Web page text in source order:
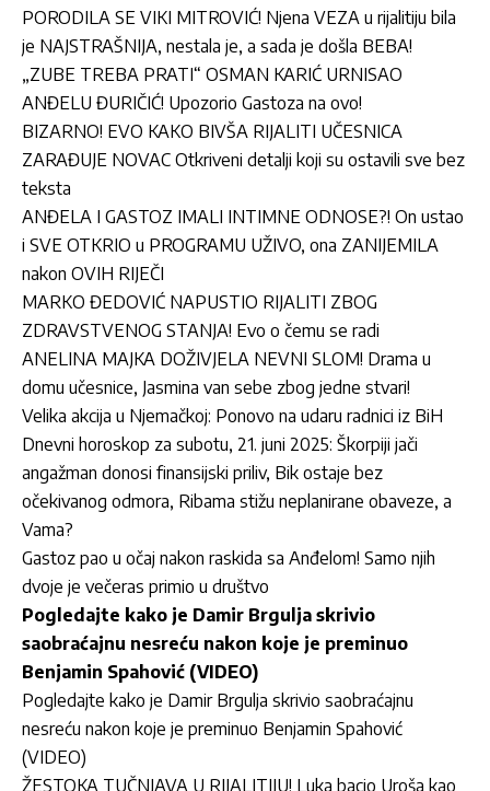
PORODILA SE VIKI MITROVIĆ! Njena VEZA u rijalitiju bila
je NAJSTRAŠNIJA, nestala je, a sada je došla BEBA!
„ZUBE TREBA PRATI“ OSMAN KARIĆ URNISAO
ANĐELU ĐURIČIĆ! Upozorio Gastoza na ovo!
BIZARNO! EVO KAKO BIVŠA RIJALITI UČESNICA
ZARAĐUJE NOVAC Otkriveni detalji koji su ostavili sve bez
teksta
ANĐELA I GASTOZ IMALI INTIMNE ODNOSE?! On ustao
i SVE OTKRIO u PROGRAMU UŽIVO, ona ZANIJEMILA
nakon OVIH RIJEČI
MARKO ĐEDOVIĆ NAPUSTIO RIJALITI ZBOG
ZDRAVSTVENOG STANJA! Evo o čemu se radi
ANELINA MAJKA DOŽIVJELA NEVNI SLOM! Drama u
domu učesnice, Jasmina van sebe zbog jedne stvari!
Velika akcija u Njemačkoj: Ponovo na udaru radnici iz BiH
Dnevni horoskop za subotu, 21. juni 2025: Škorpiji jači
angažman donosi finansijski priliv, Bik ostaje bez
očekivanog odmora, Ribama stižu neplanirane obaveze, a
Vama?
Gastoz pao u očaj nakon raskida sa Anđelom! Samo njih
dvoje je večeras primio u društvo
Pogledajte kako je Damir Brgulja skrivio
saobraćajnu nesreću nakon koje je preminuo
Benjamin Spahović (VIDEO)
Pogledajte kako je Damir Brgulja skrivio saobraćajnu
nesreću nakon koje je preminuo Benjamin Spahović
(VIDEO)
ŽESTOKA TUČNJAVA U RIJALITIJU! Luka bacio Uroša kao